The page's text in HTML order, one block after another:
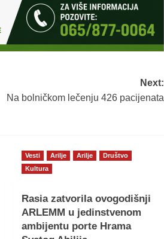
Next:
Na bolničkom lečenju 426 pacijenata
Vesti Arilje Arilje
Društvo
Kultura
Rasia zatvorila ovogodišnji
ARLEMM u jedinstvenom
ambijentu porte Hrama